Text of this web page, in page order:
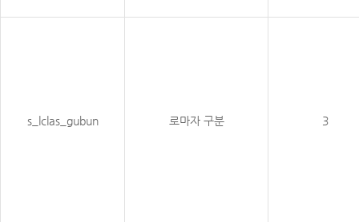
s_lclas_gubun 로마자 구분 3